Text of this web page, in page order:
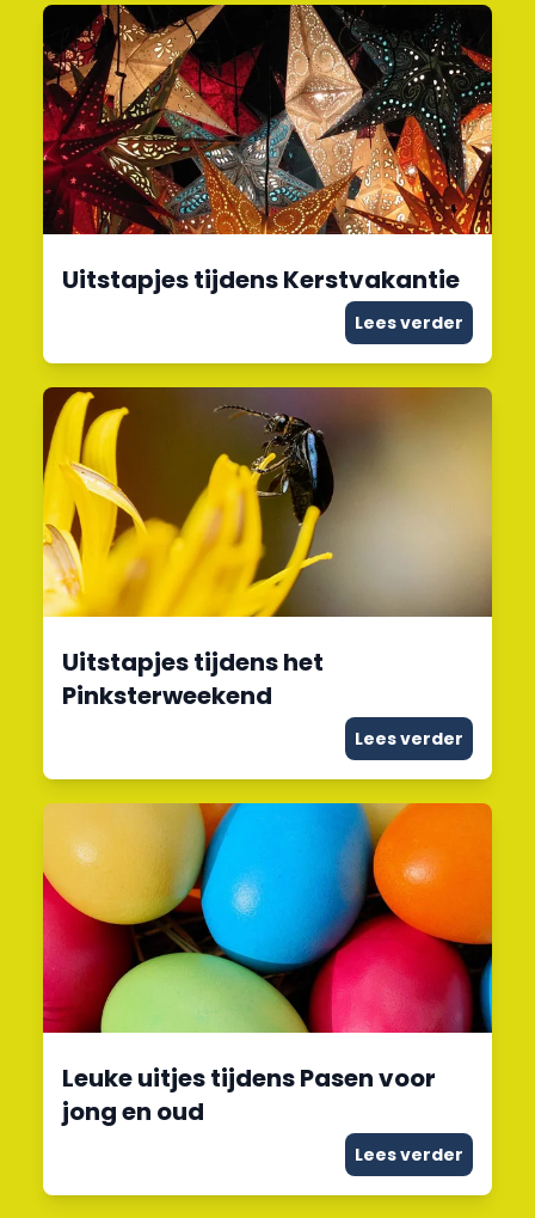
Uitstapjes tijdens Kerstvakantie
Lees verder
Uitstapjes tijdens het
Pinksterweekend
Lees verder
Leuke uitjes tijdens Pasen voor
jong en oud
Lees verder